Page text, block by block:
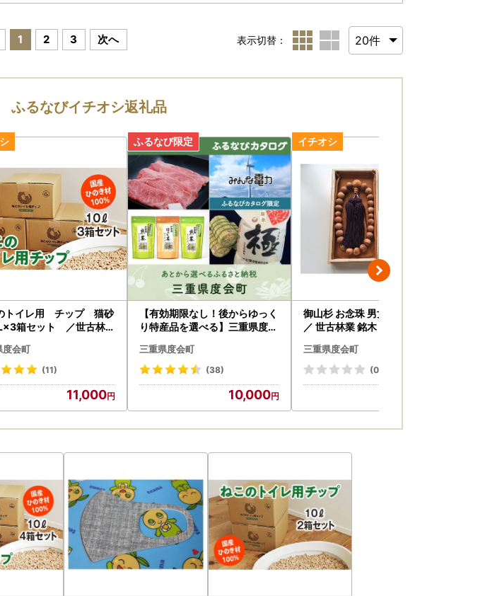
を頂いた方でご希望される方へのワンストップ特例申請書の発送は行います。
す。 お急ぎの方は、お手数をお掛けしますが、必要に応じて寄附者様ご自身で申
資料とともに郵送していただきますようお願いします。
しております。
部を除き、１月上旬以降の発送となりま すのでご了承ください。
備考欄にご記入ください。事前にお申し出がなく、お届け時に長期ご不在で運送
には、再発送の対応は致しかねますので予めご了承ください。
い。
1 2 3 次へ 表示切替：
ふるなびイチオシ返礼品
トイレ用 チップ 猫砂
箱セット ／世古林業
勢志摩
度会町
(11)
11,000
【有効期限なし！後からゆっく
り特産品を選べる】三重県度会
三重県度会町
(38)
10,000
御山杉 お念珠 男女ペア（大）
／ 世古林業 銘木 数珠 三重県 度
三重県度会町
(0)